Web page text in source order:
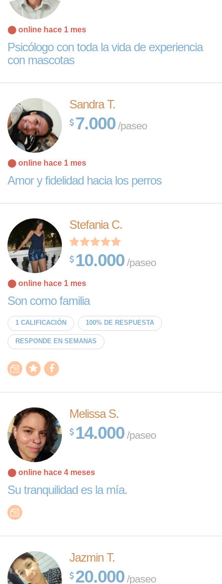
⬤ online hace 1 mes
Psicólogo con toda la vida de experiencia
con mascotas
Sandra T.
7.000 /paseo
⬤ online hace 1 mes
Amor y fidelidad hacia los perros
Stefania C.
10.000 /paseo
⬤ online hace 1 mes
Son como familia
1 CALIFICACIÓN 100% DE RESPUESTA
RESPONDE EN SEMANAS
Melissa S.
14.000 /paseo
⬤ online hace 4 meses
Su tranquilidad es la mía.
Jazmin T.
20.000 /paseo